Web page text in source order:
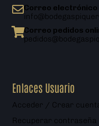
Correo electrónico
Correo pedidos
Enlaces Usuario
Acceder / Crear
Recuperar contraseña